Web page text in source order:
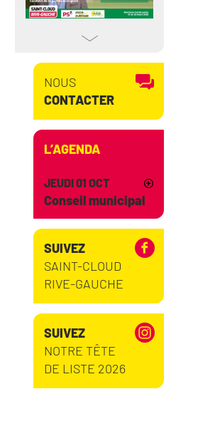
Saint-Cloud à vélo !
Financement de
campagne : on vous dit
tout.
Une piscine olympique à
Saint-Cloud !
NOUS
CONTACTER
L’AGENDA
JEUDI 01 OCT
Conseil municipal
SUIVEZ
SAINT-CLOUD
RIVE-GAUCHE
SUIVEZ
NOTRE TÊTE
DE LISTE 2026